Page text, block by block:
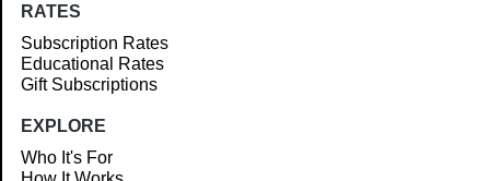
RATES
Subscription Rates
Educational Rates
Gift Subscriptions
EXPLORE
Who It's For